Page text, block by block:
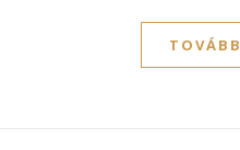
TOVÁBB